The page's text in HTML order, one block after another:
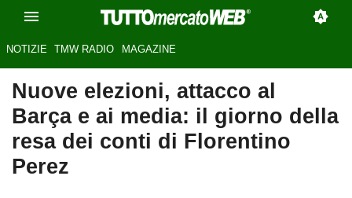
NOTIZIE TMW RADIO MAGAZINE
Nuove elezioni, attacco al
Barça e ai media: il giorno della
resa dei conti di Florentino
Perez